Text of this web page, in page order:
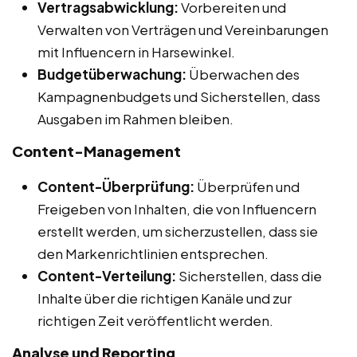
Vertragsabwicklung:Vorbereiten und
Verwalten von Verträgen und Vereinbarungen
mit Influencern in Harsewinkel.
Budgetüberwachung: Überwachen des
Kampagnenbudgets und Sicherstellen, dass
Ausgaben im Rahmen bleiben.
Content-Management
Content-Überprüfung: Überprüfen und
Freigeben von Inhalten, die von Influencern
erstellt werden, um sicherzustellen, dass sie
den Markenrichtlinien entsprechen.
Content-Verteilung: Sicherstellen, dass die
Inhalte über die richtigen Kanäle und zur
richtigen Zeit veröffentlicht werden.
Analyse und Reporting